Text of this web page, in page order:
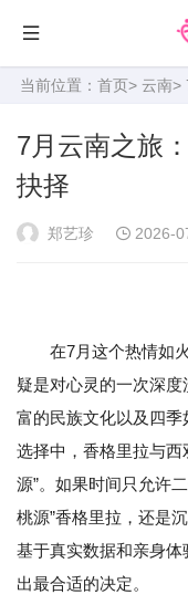
当前位置： 首页> 云南>
7月云南之旅
抉择
郑艺珍 2026-
在7月这个热情如火
疑是对心灵的一次深
富的民族文化以及四
选择中，香格里拉与西
源”。如果时间只允许
桃源”香格里拉，还是
基于真实数据和亲身
出最合适的决定。